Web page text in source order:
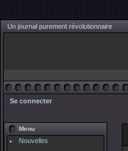
Un journal purement révolutionnaire
Se connecter
Menu
Nouvelles